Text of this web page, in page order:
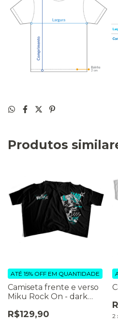
Produtos
Camiseta frente e verso
Miku Rock On - dark
R$129,90
ATÉ 15% OFF EM QUANTIDADE
2